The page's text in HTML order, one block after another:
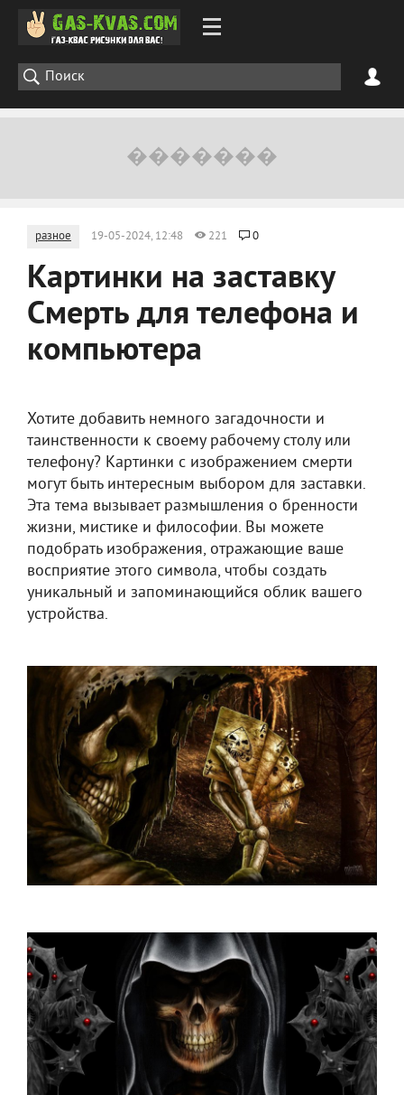
разное 19-05-2024, 12:48 221 0
Картинки на заставку
Смерть для телефона и
компьютера
Хотите добавить немного загадочности и
таинственности к своему рабочему столу или
телефону? Картинки с изображением смерти
могут быть интересным выбором для заставки.
Эта тема вызывает размышления о бренности
жизни, мистике и философии. Вы можете
подобрать изображения, отражающие ваше
восприятие этого символа, чтобы создать
уникальный и запоминающийся облик вашего
устройства.